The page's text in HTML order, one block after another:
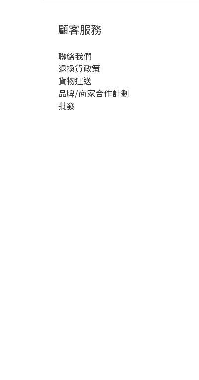
顧客服務
聯絡我們
退換貨政策
貨物運送
品牌/商家合作計劃
批發